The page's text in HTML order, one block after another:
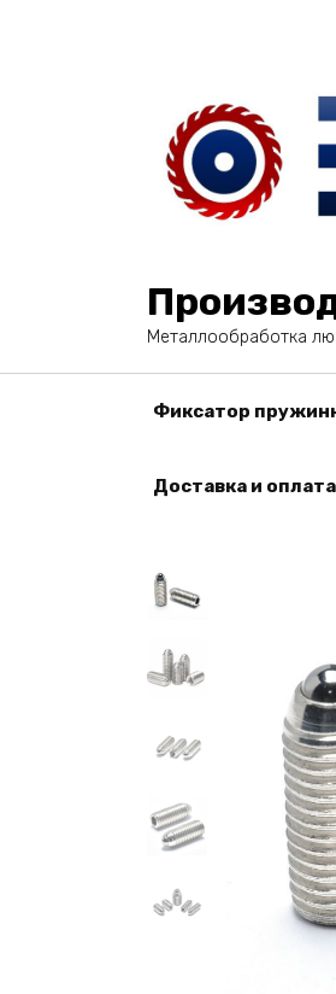
Металлообработка
Фиксатор
Доставка и оплата